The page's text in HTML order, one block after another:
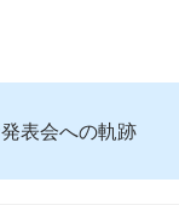
表会への軌跡